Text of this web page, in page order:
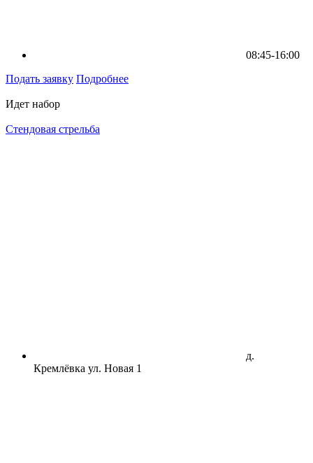
08:45-16:00
Подать заявку Подробнее
Идет набор
Стендовая стрельба
д.
Кремлёвка ул. Новая 1